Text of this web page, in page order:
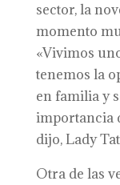
sector, la
momento
«Vivimos
tenemos la
en familia y
importancia
dijo, Lady
Otra de las